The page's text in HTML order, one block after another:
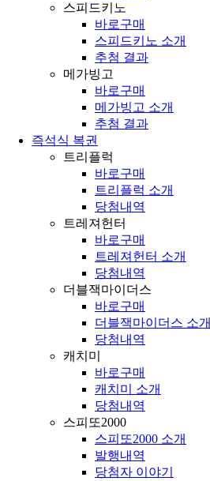
스피드키노
바로구매
스피드키노 소개
추첨 결과
메가빙고
바로구매
메가빙고 소개
추첨 결과
즉석식 복권
트리플럭
바로구매
트리플럭 소개
당첨내역
트레져헌터
바로구매
트레져헌터 소개
당첨내역
더블잭마이더스
바로구매
더블잭마이더스 소개
당첨내역
캐치미
바로구매
캐치미 소개
당첨내역
스피또2000
스피또2000 소개
발행내역
당첨자 이야기